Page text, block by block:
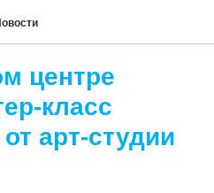
центре
класс
арт-студии